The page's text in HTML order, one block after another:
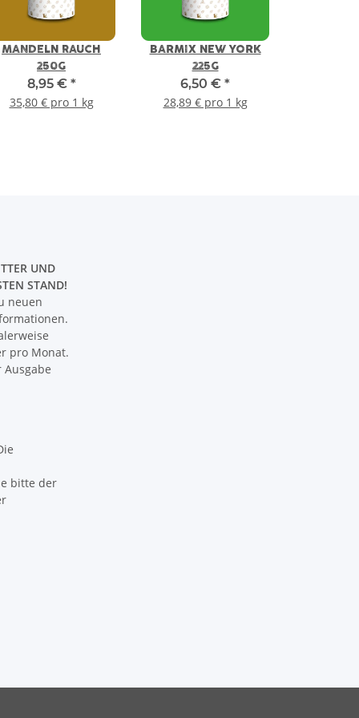
MANDELN RAUCH
250G
8,95 € *
35,80 € pro 1 kg
BARMIX NEW YORK
225G
6,50 € *
28,89 € pro 1 kg
UND
STAND!
neuen
pro Monat.
bitte der